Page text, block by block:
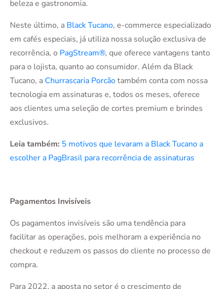
beleza e gastronomia.
Neste último, a Black Tucano, e-commerce especializado
em cafés especiais, já utiliza nossa solução exclusiva de
recorrência, o PagStream®, que oferece vantagens tanto
para o lojista, quanto ao consumidor. Além da Black
Tucano, a Churrascaria Porcãotambém conta com nossa
tecnologia em assinaturas e, todos os meses, oferece
aos clientes uma seleção de cortes premium e brindes
exclusivos.
Leia também: 5 motivos que levaram a Black Tucano a
escolher a PagBrasil para recorrência de assinaturas
Pagamentos Invisíveis
Os pagamentos invisíveis são uma tendência para
facilitar as operações, pois melhoram a experiência no
checkout e reduzem os passos do cliente no processo de
compra.
Para 2022, a aposta no setor é o crescimento de